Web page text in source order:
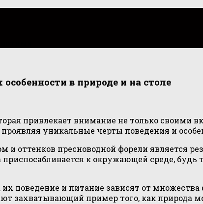
в природе и на столе
привлекает внимание не только
уникальные черты поведения и
и оттенков пресноводной форели является
к окружающей среде,
поведение и питание зависят от
захватывающий пример того, как природа